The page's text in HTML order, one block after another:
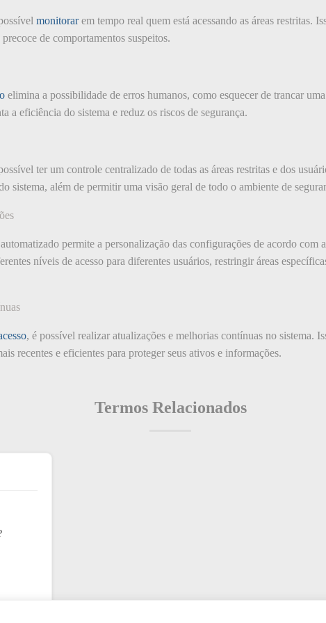
monitorarem tempo real quem está acessando as áreas restritas.
de comportamentos suspeitos.
elimina a possibilidade de erros humanos, como esquecer de trancar
a eficiência do sistema e reduz os riscos de segurança.
ter um controle centralizado de todas as áreas restritas e dos
sistema, além de permitir uma visão geral de todo o ambiente de
automatizado permite a personalização das configurações de acordo com
níveis de acesso para diferentes usuários, restringir áreas
, é possível realizar atualizações e melhorias contínuas no sistema.
recentes e eficientes para proteger seus ativos e informações.
Termos Relacionados